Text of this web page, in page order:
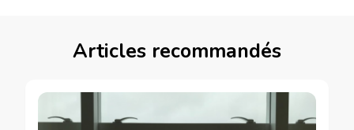
Articles recommandés